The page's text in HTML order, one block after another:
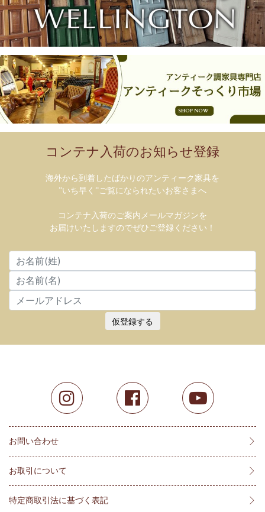
コンテナ入荷のお知らせ登録
海外から到着したばかりのアンティーク家具を
”いち早く”ご覧になられたいお客さまへ
コンテナ入荷のご案内メールマガジンを
お届けいたしますのでぜひご登録ください！
仮登録する
お問い合わせ
お取引について
特定商取引法に基づく表記